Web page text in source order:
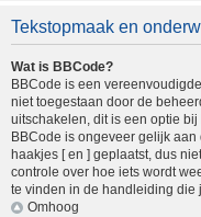
Tekstopmaak en
Wat is BBCode?
BBCode is een
niet toegestaan door de
uitschakelen, dit is een optie
BBCode is ongeveer gelijk
haakjes [ en ] geplaatst, dus
controle over hoe iets wordt
te vinden in de handleiding die
Omhoog